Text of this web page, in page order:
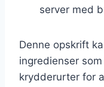
server med
Denne opskrift
ingredienser
krydderurter for